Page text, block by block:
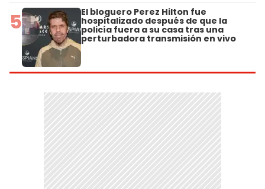
5 El bloguero Perez Hilton fue
hospitalizado después de que la
policía fuera a su casa tras una
perturbadora transmisión en vivo